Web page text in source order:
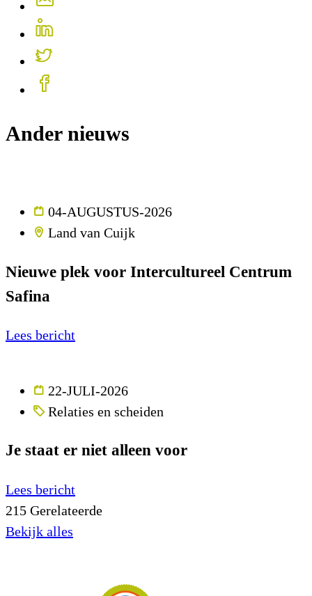
Ander nieuws
04-AUGUSTUS-2026
Land van Cuijk
Nieuwe plek voor Intercultureel Centrum
Safina
Lees bericht
22-JULI-2026
Relaties en scheiden
Je staat er niet alleen voor
Lees bericht
215 Gerelateerde
Bekijk alles